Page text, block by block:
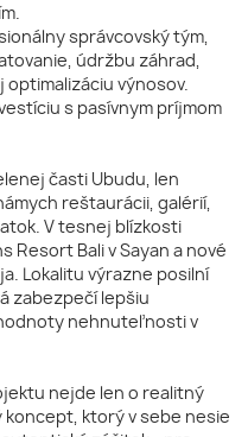
správcovský tým,
údržbu záhrad,
výnosov.
s pasívnym príjmom
časti Ubudu, len
reštaurácii, galérií,
V tesnej blízkosti
Resort Bali v Sayan a nové
Lokalitu výrazne posilní
zabezpečí lepšiu
nehnuteľnosti v
nejde len o realitný
ktorý v sebe nesie